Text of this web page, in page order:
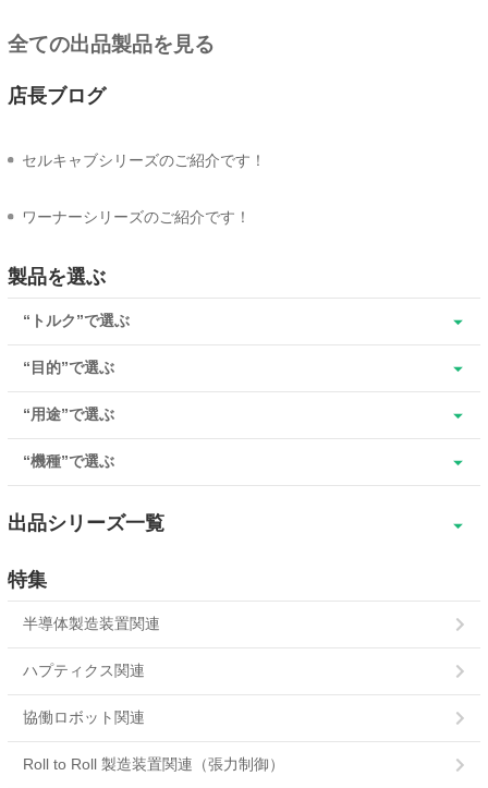
全ての出品製品を見る
店長ブログ
セルキャブシリーズのご紹介です！
ワーナーシリーズのご紹介です！
製品を選ぶ
“トルク”で選ぶ
“目的”で選ぶ
“用途”で選ぶ
“機種”で選ぶ
出品シリーズ一覧
SBR
SBR超小形
SBM
ERS-L
特集
半導体製造装置関連
ハプティクス関連
協働ロボット関連
Roll to Roll 製造装置関連（張力制御）